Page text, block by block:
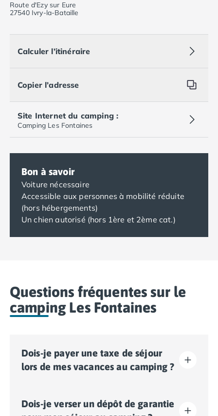
Route d'Ezy sur Eure
27540 Ivry-la-Bataille
Calculer l’itinéraire
Copier l’adresse
Site Internet du camping :
Camping Les Fontaines
Bon à savoir
Voiture nécessaire
Accessible aux personnes à mobilité réduite
(hors hébergements)
Un chien autorisé (hors 1ère et 2ème cat.)
Questions fréquentes sur le
camping Les Fontaines
Dois-je payer une taxe de séjour
lors de mes vacances au camping ?
sites touristiques. Il vous faudra donc l’acquitter lors
de votre enregistrement en ligne ou une fois sur place.
Dois-je verser un dépôt de garantie